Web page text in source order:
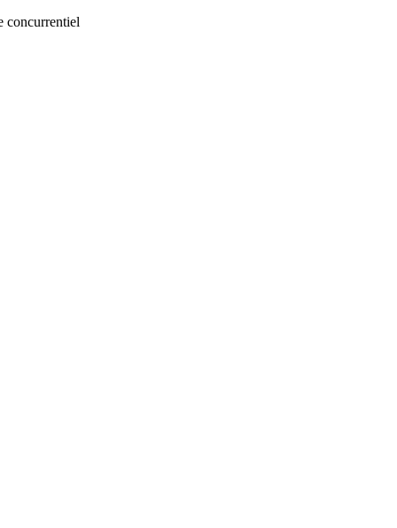
concurrentiel